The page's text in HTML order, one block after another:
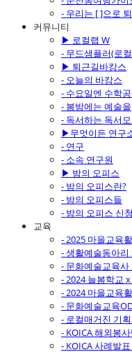
- 우리는 [ ]으로
커뮤니티
▶ 로컬랩 W
- 무드샘플러(로
▶ 퇴근길바캉스
- 오늘의 바캉스
- 수요일엔 수학
- 봄밤에는 예술을
- 독서하는 독서
▶무엇이든 연구
- 연구
- 소속 연구원
▶ 밤의 오피스
- 밤의 오피스란?
- 밤의 오피스들
- 밤의 오피스 신
교육
- 2025 마을교육
- 생활예술동아
- 문화예술교육
- 2024 늘봄학교
- 2024 마을교육
- 문화예술교육
- 로컬매거진 기
- KOICA 해외봉
- KOICA 사례발